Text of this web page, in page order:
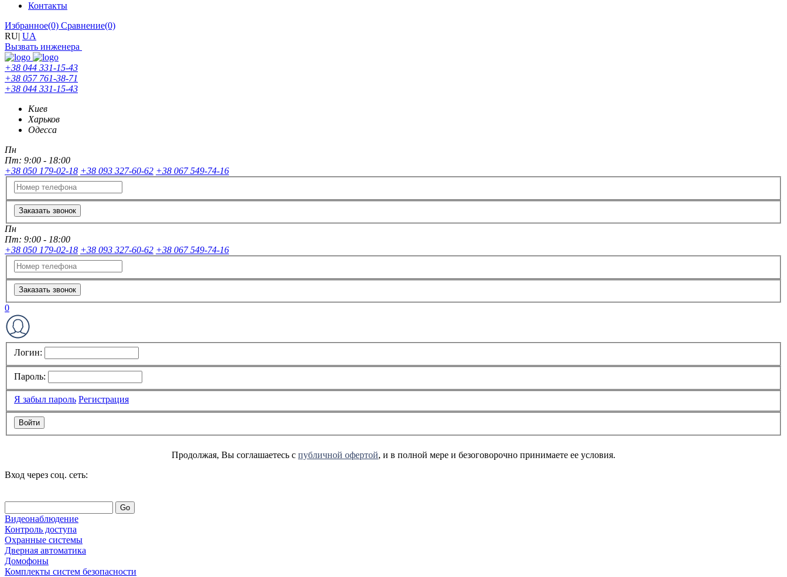
Контакты
Избранное(0) Сравнение(0)
RU| UA
Вызвать инженера
+38 044 331-15-43
+38 057 761-38-71
+38 044 331-15-43
Киев
Харьков
Одесса
Пн
Пт: 9:00 - 18:00
+38 050 179-02-18 +38 093 327-60-62 +38 067 549-74-16
Заказать звонок
Пн
Пт: 9:00 - 18:00
+38 050 179-02-18 +38 093 327-60-62 +38 067 549-74-16
Заказать звонок
0
Логин:
Пароль:
Я забыл пароль Регистрация
Продолжая, Вы соглашаетесь с публичной офертой, и в полной мере и безоговорочно принимаете ее условия.
Вход через соц. сеть:
Go
Видеонаблюдение
Контроль доступа
Охранные системы
Дверная автоматика
Домофоны
Комплекты систем безопасности